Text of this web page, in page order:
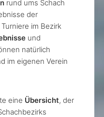
rund ums Schach
der
im Bezirk
und
natürlich
im eigenen Verein
eine Übersicht, der